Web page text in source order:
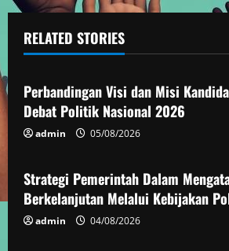
i
n
u
e
e
a
RELATED STORIES
Berita Dunia
Perbandingan Visi dan Misi
Debat Politik Nasional 2026
admin 05/08/2026
Berita Dunia
Strategi Pemerintah Dalam
Berkelanjutan Melalui Kebijakan
admin 04/08/2026
Berita Dunia